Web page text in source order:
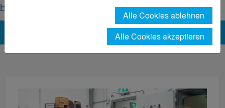
Home
News-Detailseite
Alle Cookies ablehnen
Alle Cookies akzeptieren